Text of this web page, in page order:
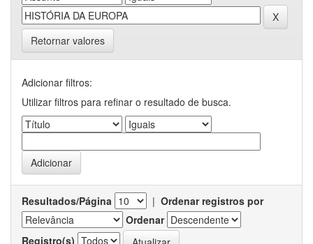
Retornar valores
Adicionar filtros:
Utilizar filtros para refinar o resultado de busca.
Resultados/Página | Ordenar registros por
Ordenar
Registro(s)